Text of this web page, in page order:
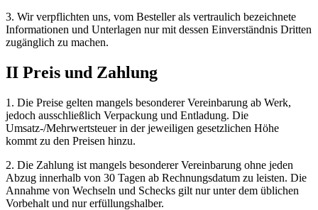
3. Wir verpflichten uns, vom Besteller als vertraulich bezeichnete
Informationen und Unterlagen nur mit dessen Einverständnis Dritten
zugänglich zu machen.
II Preis und Zahlung
1. Die Preise gelten mangels besonderer Vereinbarung ab Werk,
jedoch ausschließlich Verpackung und Entladung. Die
Umsatz-/Mehrwertsteuer in der jeweiligen gesetzlichen Höhe
kommt zu den Preisen hinzu.
2. Die Zahlung ist mangels besonderer Vereinbarung ohne jeden
Abzug innerhalb von 30 Tagen ab Rechnungsdatum zu leisten. Die
Annahme von Wechseln und Schecks gilt nur unter dem üblichen
Vorbehalt und nur erfüllungshalber.